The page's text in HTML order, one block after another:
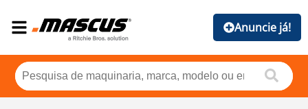
Anuncie já!